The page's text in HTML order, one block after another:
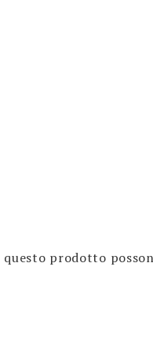
prodotto